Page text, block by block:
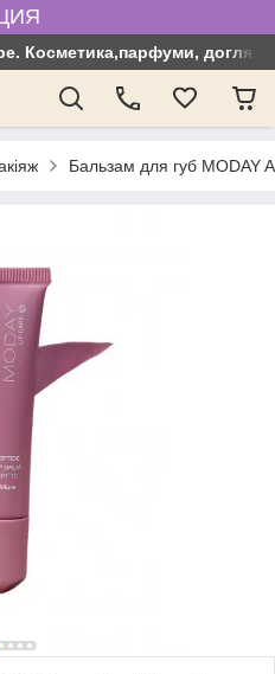
Косметика,парфуми, догляд
Бальзам для губ MODAY